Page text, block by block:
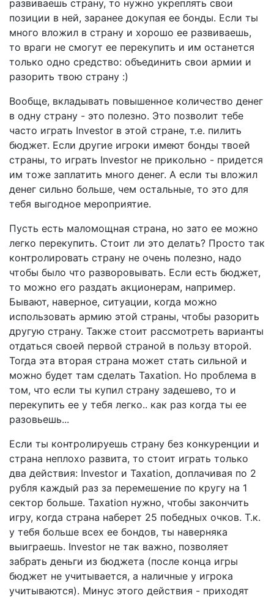
развиваешь страну, то нужно укреплять свои
позиции в ней, заранее докупая ее бонды. Если ты
много вложил в страну и хорошо ее развиваешь,
то враги не смогут ее перекупить и им останется
только одно средство: объединить свои армии и
разорить твою страну :)
Вообще, вкладывать повышенное количество денег
в одну страну - это полезно. Это позволит тебе
часто играть Investor в этой стране, т.е. пилить
бюджет. Если другие игроки имеют бонды твоей
страны, то играть Investor не прикольно - придется
им тоже заплатить много денег. А если ты вложил
денег сильно больше, чем остальные, то это для
тебя выгодное мероприятие.
Пусть есть маломощная страна, но зато ее можно
легко перекупить. Стоит ли это делать? Просто так
контролировать страну не очень полезно, надо
чтобы было что разворовывать. Если есть бюджет,
то можно его раздать акционерам, например.
Бывают, наверное, ситуации, когда можно
использовать армию этой страны, чтобы разорить
другую страну. Также стоит рассмотреть варианты
отдаться своей первой страной в пользу второй.
Тогда эта вторая страна может стать сильной и
можно будет там сделать Taxation. Но проблема в
том, что если ты купил страну задешево, то и
перекупить ее у тебя легко.. как раз когда ты ее
разовьешь...
Если ты контролируешь страну без конкуренции и
страна неплохо развита, то стоит играть только
два действия: Investor и Taxation, доплачивая по 2
рубля каждый раз за перемешение по кругу на 1
сектор больше. Taxation нужно, чтобы закончить
игру, когда страна наберет 25 победных очков. Т.к.
у тебя больше всех ее бондов, ты наверняка
выиграешь. Investor не так важно, позволяет
забрать деньги из бюджета (после конца игры
бюджет не учитывается, а наличные у игрока
учитываются). Минус этого действия - приходят